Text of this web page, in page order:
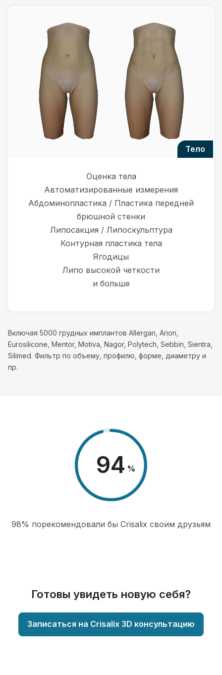
тело
Оценка тела
Автоматизированные измерения
Абдоминопластика / Пластика передней
брюшной стенки
Липосакция / Липоскульптура
Контурная пластика тела
Ягодицы
Липо высокой четкости
и больше
Включая 5000 грудных имплантов Allergan, Arion,
Eurosilicone, Mentor, Motiva, Nagor, Polytech, Sebbin, Sientra,
Silimed. Фильтр по объему, профилю, форме, диаметру и
пр.
98 %
98% порекомендовали бы Сrisalix cвоим друзьям
Готовы увидеть новую себя?
Записаться на Crisalix 3D консультацию